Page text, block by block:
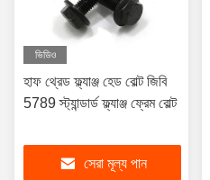
ভিডিও
হাফ থ্রেড ফ্ল্যাঞ্জ হেড বোল্ট জিবি
5789 স্ট্যান্ডার্ড ফ্ল্যাঞ্জ ফ্রেম বোল্ট
সেরা মূল্য পান